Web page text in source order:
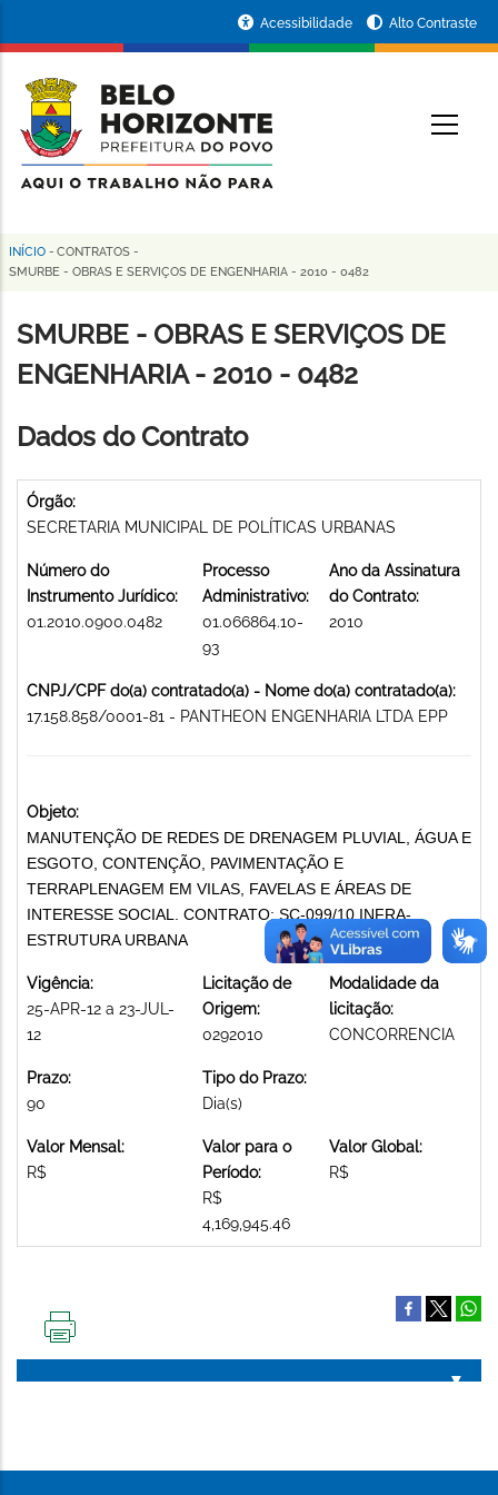
conteúdo
principal
da
Prefeitura
de
Horizonte
Acessibilidade Alto Contraste
Trilha
navegação
INÍCIO - CONTRATOS -
SMURBE - OBRAS E SERVIÇOS DE ENGENHARIA - 2010 - 0482
SMURBE - OBRAS E SERVIÇOS DE
ENGENHARIA - 2010 - 0482
Dados do Contrato
Órgão:
SECRETARIA MUNICIPAL DE POLÍTICAS URBANAS
Número do
Instrumento Jurídico:
01.2010.0900.0482
Processo
Administrativo:
01.066864.10-
93
Ano da Assinatura
do Contrato:
2010
CNPJ/CPF do(a) contratado(a) - Nome do(a) contratado(a):
17.158.858/0001-81 - PANTHEON ENGENHARIA LTDA EPP
Objeto:
MANUTENÇÃO DE REDES DE DRENAGEM PLUVIAL, ÁGUA E
ESGOTO, CONTENÇÃO, PAVIMENTAÇÃO E
TERRAPLENAGEM EM VILAS, FAVELAS E ÁREAS DE
INTERESSE SOCIAL. CONTRATO: SC-099/10 INFRA-
ESTRUTURA URBANA
Vigência:
25-APR-12 a 23-JUL-
12
Licitação de
Origem:
0292010
Modalidade da
licitação:
CONCORRENCIA
Prazo:
90
Tipo do Prazo:
Dia(s)
Valor Mensal:
R$
Valor para o
Período:
R$
4,169,945.46
Valor Global:
R$
PÁGINA